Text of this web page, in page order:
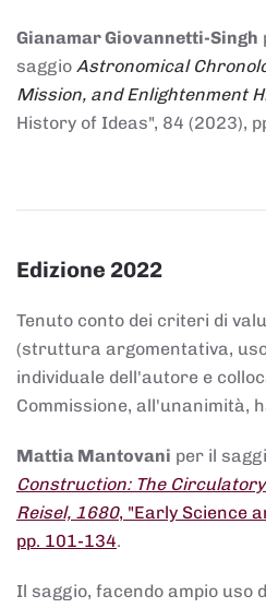
Gianamar Giovannetti-Singh
saggio Astronomical
Mission, and Enlightenment
History of Ideas", 84 (2023),
Edizione 2022
Tenuto conto dei criteri di
(struttura argomentativa,
individuale dell'autore e
Commissione, all'unanimità,
Mattia Mantovani per il
Construction: The
Reisel, 1680, "Early Science
pp. 101-134.
Il saggio, facendo ampio uso